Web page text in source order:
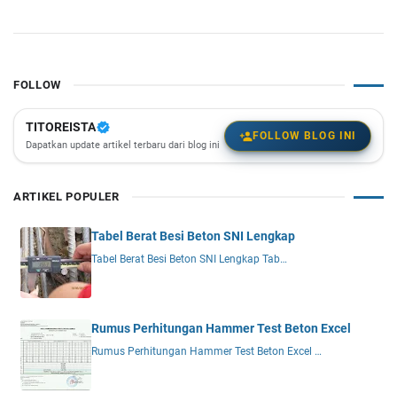
FOLLOW
TITOREISTA
Dapatkan update artikel terbaru dari blog ini
FOLLOW BLOG INI
ARTIKEL POPULER
Tabel Berat Besi Beton SNI Lengkap
Tabel Berat Besi Beton SNI Lengkap Tab…
Rumus Perhitungan Hammer Test Beton Excel
Rumus Perhitungan Hammer Test Beton Excel …